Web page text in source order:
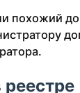
похожий